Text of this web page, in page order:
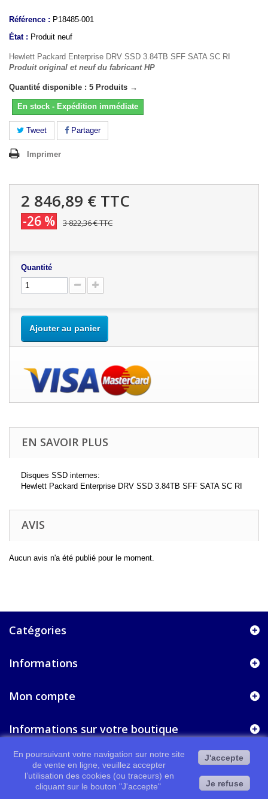
Référence : P18485-001
État : Produit neuf
Hewlett Packard Enterprise DRV SSD 3.84TB SFF SATA SC RI
Produit original et neuf du fabricant HP
Quantité disponible : 5 Produits →
En stock - Expédition immédiate
Tweet Partager
Imprimer
2 846,89 € TTC
-26 % 3 822,36 €TTC
Quantité
Ajouter au panier
EN SAVOIR PLUS
Disques SSD internes:
Hewlett Packard Enterprise DRV SSD 3.84TB SFF SATA SC RI
AVIS
Aucun avis n'a été publié pour le moment.
Catégories
Informations
Mon compte
Informations sur votre boutique
En poursuivant votre navigation sur notre site
de vente en ligne, veuillez accepter
l’utilisation des cookies (ou traceurs) en
cliquant sur le bouton "J'accepte"
J'accepte
Je refuse